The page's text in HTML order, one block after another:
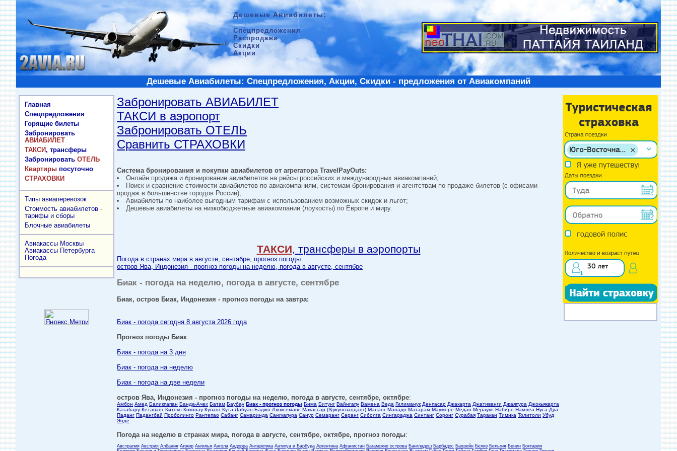
Дешевые Авиабилеты:
Спецпредложения
Распродажи
Скидки
Акции
Дешевые Авиабилеты: Спецпредложения, Акции, Скидки - предложения от Авиакомпаний
Главная
Спецпредложения
Горящие билеты
Забронировать
АВИАБИЛЕТ
ТАКСИ, трансферы
Забронировать ОТЕЛЬ
Квартиры посуточно
СТРАХОВКИ
Типы авиаперевозок
Стоимость авиабилетов -
тарифы и сборы
Блочные авиабилеты
Авиакассы Москвы
Авиакассы Петербурга
Погода
Забронировать АВИАБИЛЕТ
ТАКСИ в аэропорт
Забронировать ОТЕЛЬ
Сравнить СТРАХОВКИ
Система бронирования и покупки авиабилетов от агрегатора TravelPayOuts:
Онлайн продажа и бронирование авиабилетов на рейсы российских и международных авиакомпаний;
Поиск и сравнение стоимости авиабилетов по авиакомпаниям, системам бронирования и агентствам по продаже билетов (с офисами
продаж в большинстве городов России);
Авиабилеты по наиболее выгодным тарифам с использованием возможных скидок и льгот;
Дешевые авиабилеты на низкобюджетные авиакомпании (лоукосты) по Европе и миру.
ТАКСИ, трансферы в аэропорты
Погода в странах мира в августе, сентябре, прогноз погоды
остров Ява, Индонезия - прогноз погоды на неделю, погода в августе, сентябре
Биак - погода на неделю, погода в августе, сентябре
Биак, остров Биак, Индонезия - прогноз погоды на завтра:
Биак - погода сегодня 8 августа 2026 года
Прогноз погоды Биак:
Биак - погода на 3 дня
Биак - погода на неделю
Биак - погода на две недели
остров Ява, Индонезия - прогноз погоды на неделю, погода в августе, сентябре, октябре:
Амбон Амед Баликпапан Банда-Ачех Батам Баубау Биак - прогноз погоды Бима Битунг Вайнгапу Вамена Веда Гилиманук Денпасар Джакарта Джативанги Джаяпура Джокьякарта
Катабару Кетапанг Китеко Коконау Купанг Кута Лабуан Баджо Лхоксемаве Макассар (Уджунгпанданг) Маланг Манадо Матарам Маумере Медан Мерауке Набире Намлеа Нуса-Дуа
Паданг Падангбай Проболинго Рантепао Сабанг Самаринда Сангкапура Санур Семаранг Серанг Сиболга Сингараджа Синтанг Соронг Сурабая Таракан Тимика Толитоли Убуд
Энде
Погода на неделю в странах мира, погода в августе, сентябре, октябре, прогноз погоды:
Австралия Австрия Албания Алжир Ангилья Ангола Андорра Антарктика Антигуа и Барбуда Аргентина Афганистан Багамские острова Бангладеш Барбадос Бахрейн Белиз Бельгия Бенин Болгария